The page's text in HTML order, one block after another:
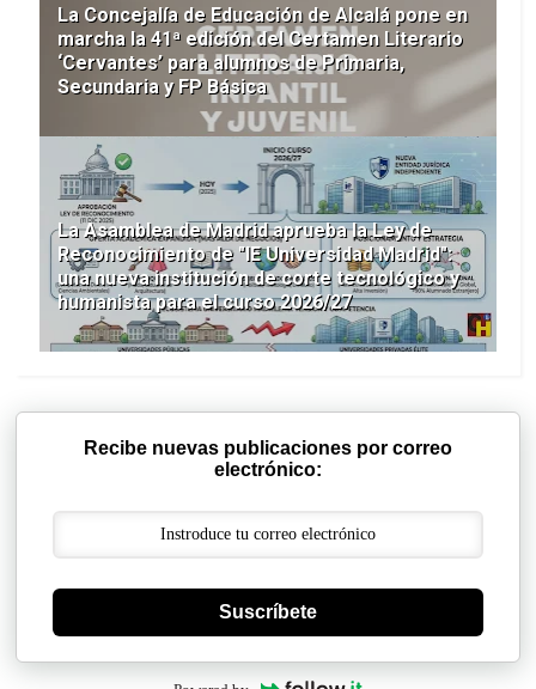
La Concejalía de Educación de Alcalá pone en
marcha la 41ª edición del Certamen Literario
‘Cervantes’ para alumnos de Primaria,
Secundaria y FP Básica
La Asamblea de Madrid aprueba la Ley de
Reconocimiento de "IE Universidad Madrid":
una nueva institución de corte tecnológico y
humanista para el curso 2026/27
Recibe nuevas publicaciones por correo
electrónico:
Suscríbete